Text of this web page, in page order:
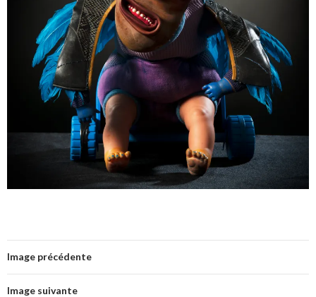
Image précédente
Image suivante